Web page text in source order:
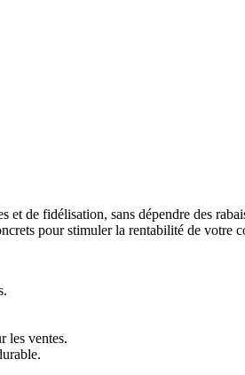
de fidélisation, sans dépendre des
pour stimuler la rentabilité de votre
les ventes.